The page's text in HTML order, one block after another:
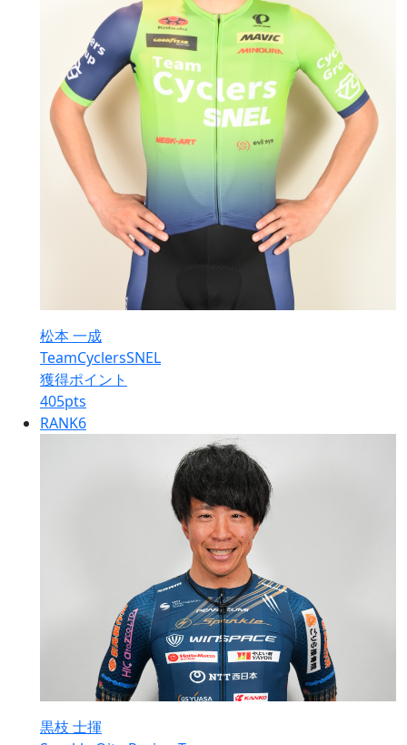
松本 一成
TeamCyclersSNEL
獲得ポイント
405pts
RANK6
黒枝 士揮